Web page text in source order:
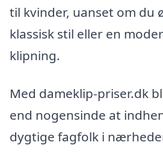
til kvinder, uanset om du
klassisk stil eller en
klipning.
Med dameklip-priser.dk
end nogensinde at
dygtige fagfolk i